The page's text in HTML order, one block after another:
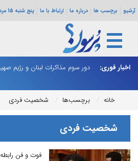
آرشیو برچسب ها درباره ما ارتباط با ما پنج شنبه 15 مرداد 1405
اخبار فوری:
مهمات دور سوم مذاکرات لبنان و رژیم
خانه برچسب‌ها شخصیت فردی
شخصیت فردی
فوت و فن